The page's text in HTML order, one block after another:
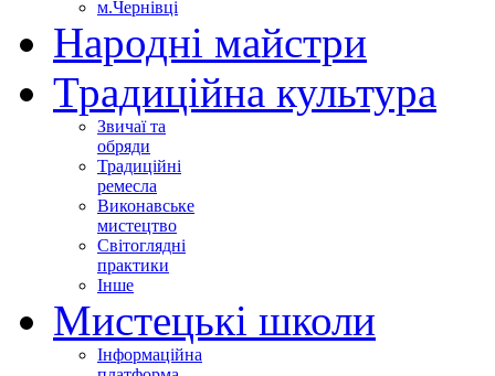
м.Чернівці
Народні майстри
Традиційна культура
Звичаї та
обряди
Традиційні
ремесла
Виконавське
мистецтво
Світоглядні
практики
Інше
Мистецькі школи
Інформаційна